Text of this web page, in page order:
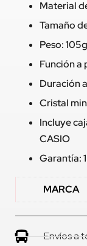
Material
Tamaño
Peso: 105g
Función a
Duración
Cristal
Incluye
CASIO
Garantía:
MARCA
Envíos a